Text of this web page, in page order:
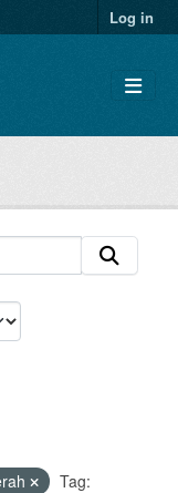
Log in
Tag: